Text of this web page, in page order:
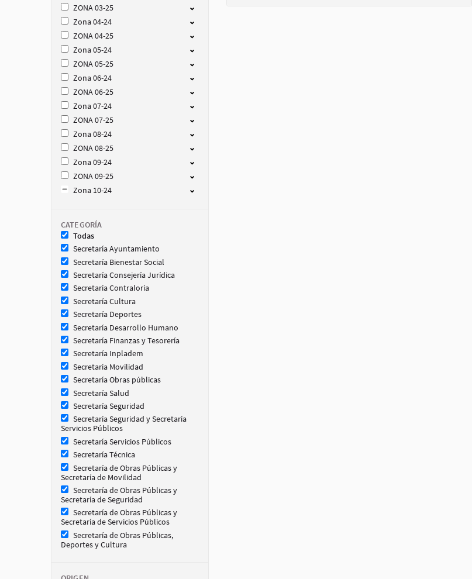
ZONA 03-25
Zona 04-24
ZONA 04-25
Zona 05-24
ZONA 05-25
Zona 06-24
ZONA 06-25
Zona 07-24
ZONA 07-25
Zona 08-24
ZONA 08-25
Zona 09-24
ZONA 09-25
Zona 10-24
CATEGORÍA
Todas
Secretaría Ayuntamiento
Secretaría Bienestar Social
Secretaría Consejería Jurídica
Secretaría Contraloría
Secretaría Cultura
Secretaría Deportes
Secretaría Desarrollo Humano
Secretaría Finanzas y Tesorería
Secretaría Inpladem
Secretaría Movilidad
Secretaría Obras públicas
Secretaría Salud
Secretaría Seguridad
Secretaría Seguridad y Secretaría
Servicios Públicos
Secretaría Servicios Públicos
Secretaría Técnica
Secretaría de Obras Públicas y
Secretaría de Movilidad
Secretaría de Obras Públicas y
Secretaría de Seguridad
Secretaría de Obras Públicas y
Secretaría de Servicios Públicos
Secretaría de Obras Públicas,
Deportes y Cultura